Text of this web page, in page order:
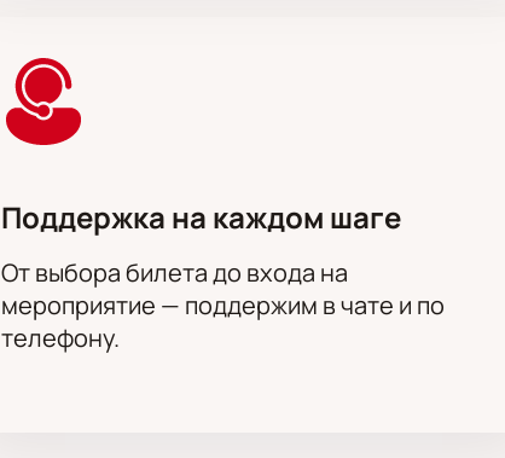
Поддержка на каждом шаге
От выбора билета до входа на
мероприятие — поддержим в чате и по
телефону.